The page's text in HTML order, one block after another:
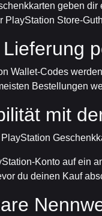
geben
PlayStation Store-
Wallet-Codes
Bestellungen
mit
Konto auf ein
du deinen Kauf